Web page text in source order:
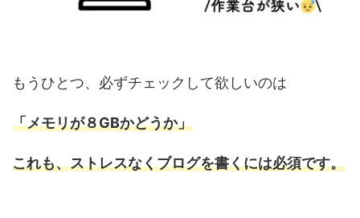
もうひとつ、必ずチェックして欲しいのは
「メモリが８GBかどうか」
これも、ストレスなくブログを書くには必須です。